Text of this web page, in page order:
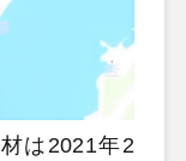
は2021年2